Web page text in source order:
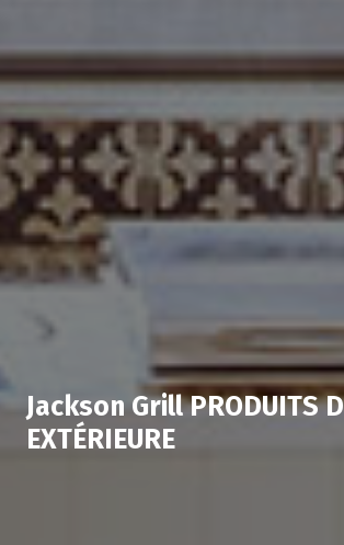
Jackson Grill PRODUITS
EXTÉRIEURE